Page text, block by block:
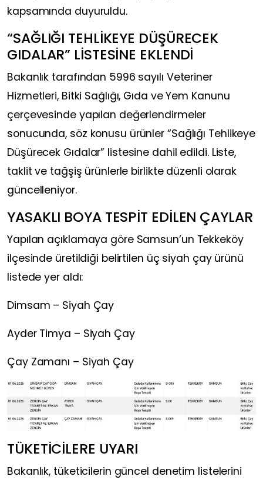
kapsamında duyuruldu.
“SAĞLIĞI TEHLİKEYE DÜŞÜRECEK
GIDALAR” LİSTESİNE EKLENDİ
Bakanlık tarafından 5996 sayılı Veteriner
Hizmetleri, Bitki Sağlığı, Gıda ve Yem Kanunu
çerçevesinde yapılan değerlendirmeler
sonucunda, söz konusu ürünler “Sağlığı Tehlikeye
Düşürecek Gıdalar” listesine dahil edildi. Liste,
taklit ve tağşiş ürünlerle birlikte düzenli olarak
güncelleniyor.
YASAKLI BOYA TESPİT EDİLEN ÇAYLAR
Yapılan açıklamaya göre Samsun’un Tekkeköy
ilçesinde üretildiği belirtilen üç siyah çay ürünü
listede yer aldı:
Dimsam – Siyah Çay
Ayder Timya – Siyah Çay
Çay Zamanı – Siyah Çay
TÜKETİCİLERE UYARI
Bakanlık, tüketicilerin güncel denetim listelerini